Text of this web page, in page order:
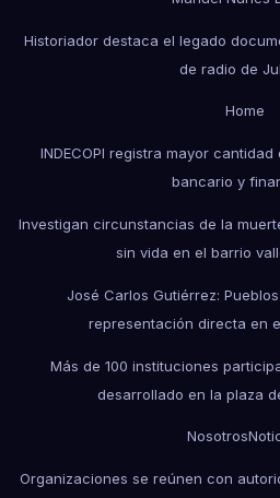
Historiador destaca el legado
de radio de
Home
INDECOPI registra mayor
bancario y
Investigan circunstancias de la
sin vida en el barrio
José Carlos Gutiérrez:
representación directa en
Más de 100 instituciones
desarrollado en la plaza
Nosotros
Organizaciones se reúnen con